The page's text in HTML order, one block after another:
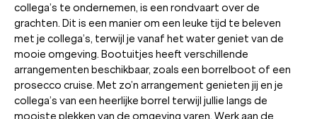
collega’s te ondernemen, is een rondvaart over de
grachten. Dit is een manier om een leuke tijd te beleven
met je collega’s, terwijl je vanaf het water geniet van de
mooie omgeving. Bootuitjes heeft verschillende
arrangementen beschikbaar, zoals een borrelboot of een
prosecco cruise. Met zo’n arrangement genieten jij en je
collega’s van een heerlijke borrel terwijl jullie langs de
mooiste plekken van de omgeving varen. Werk aan de